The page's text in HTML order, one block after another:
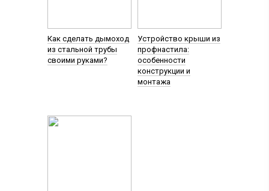
Как сделать дымоход
из стальной трубы
своими руками?
Устройство крыши из
профнастила:
особенности
конструкции и
монтажа